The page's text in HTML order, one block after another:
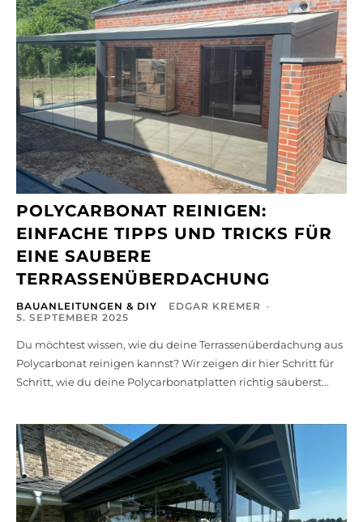
POLYCARBONAT REINIGEN:
EINFACHE TIPPS UND TRICKS FÜR
EINE SAUBERE
TERRASSENÜBERDACHUNG
BAUANLEITUNGEN & DIY EDGAR KREMER -
5. SEPTEMBER 2025
Du möchtest wissen, wie du deine Terrassenüberdachung aus
Polycarbonat reinigen kannst? Wir zeigen dir hier Schritt für
Schritt, wie du deine Polycarbonatplatten richtig säuberst...